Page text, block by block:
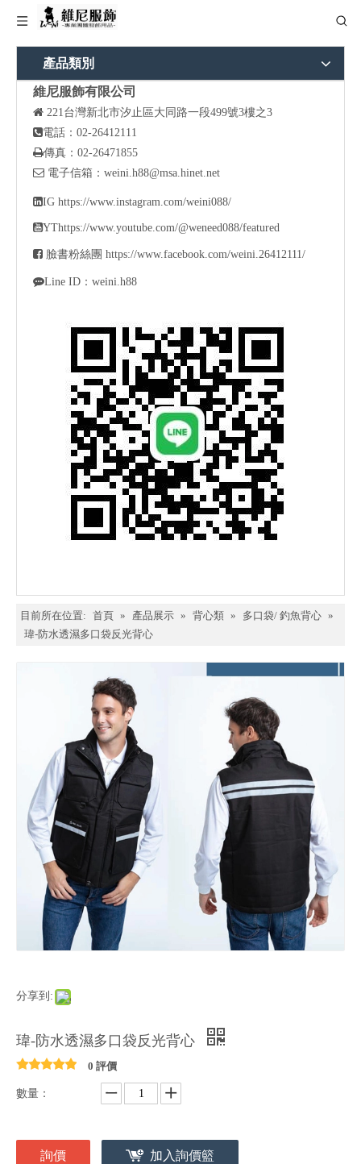
產品類別
維尼服飾有限公司
 221台灣新北市汐止區大同路一段499號3樓之3
電話：02-26412111
傳真：02-26471855
 電子信箱： weini.h88@msa.hinet.net
IG https://www.instagram.com/weini088/
YThttps://www.youtube.com/@weneed088/featured
 臉書粉絲團 https://www.facebook.com/weini.26412111/
Line ID：weini.h88
目前所在位置: 首頁 » 產品展示 » 背心類 » 多口袋/ 釣魚背心 »
瑋-防水透濕多口袋反光背心
分享到:
瑋-防水透濕多口袋反光背心
0 評價
數量：
詢價 加入詢價籃